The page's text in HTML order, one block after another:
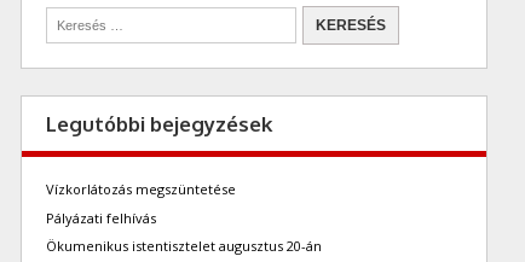
Legutóbbi bejegyzések
Vízkorlátozás megszüntetése
Pályázati felhívás
Ökumenikus istentisztelet augusztus 20-án